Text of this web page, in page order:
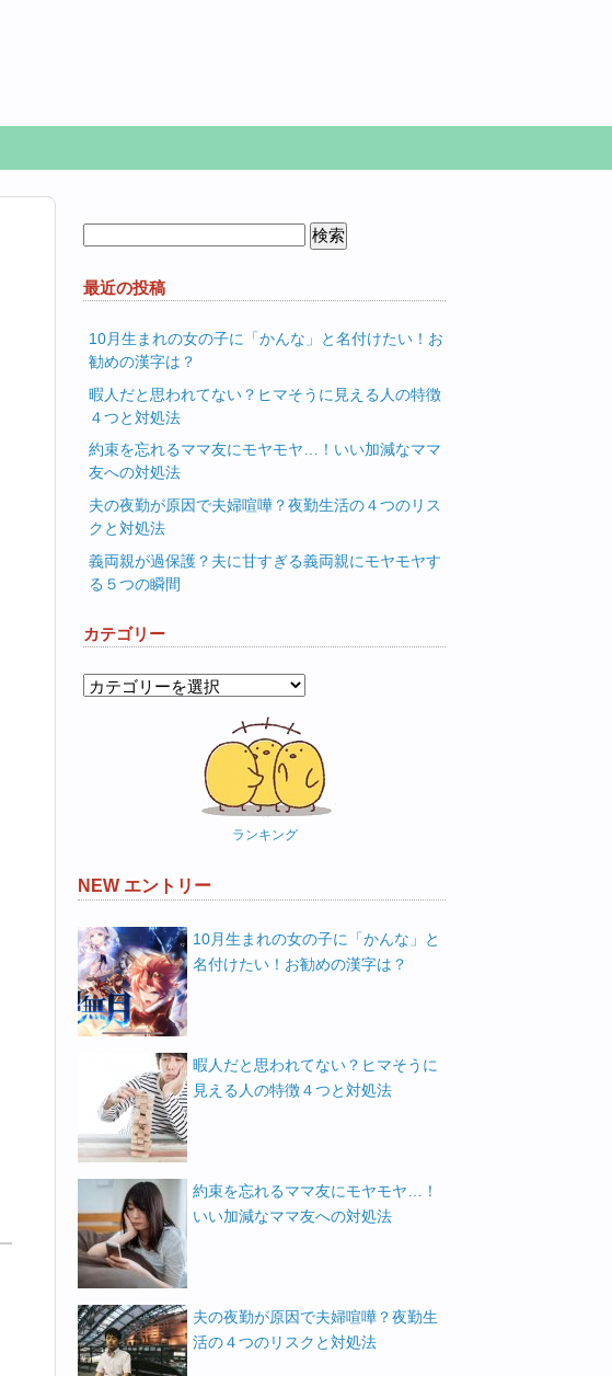
最近の投稿
10月生まれの女の子に「かんな」と名付けたい！お
勧めの漢字は？
暇人だと思われてない？ヒマそうに見える人の特徴
４つと対処法
約束を忘れるママ友にモヤモヤ…！いい加減なママ
友への対処法
夫の夜勤が原因で夫婦喧嘩？夜勤生活の４つのリス
クと対処法
義両親が過保護？夫に甘すぎる義両親にモヤモヤす
る５つの瞬間
カテゴリー
カ
ランキング
NEW エントリー
10月生まれの女の子に「かんな」と
名付けたい！お勧めの漢字は？
暇人だと思われてない？ヒマそうに
見える人の特徴４つと対処法
約束を忘れるママ友にモヤモヤ…！
いい加減なママ友への対処法
夫の夜勤が原因で夫婦喧嘩？夜勤生
活の４つのリスクと対処法